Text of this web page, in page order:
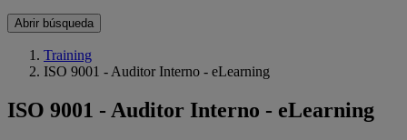
Abrir búsqueda
Training
ISO 9001 - Auditor Interno - eLearning
ISO 9001 - Auditor Interno - eLearning